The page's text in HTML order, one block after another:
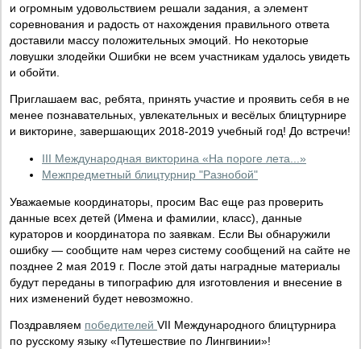
и огромным удовольствием решали задания, а элемент
соревнования и радость от нахождения правильного ответа
доставили массу положительных эмоций. Но некоторые
ловушки злодейки Ошибки не всем участникам удалось увидеть
и обойти.
Приглашаем вас, ребята, принять участие и проявить себя в не
менее познавательных, увлекательных и весёлых блицтурнире
и викторине, завершающих 2018-2019 учебный год! До встречи!
III Международная викторина «На пороге лета...»
Межпредметный блицтурнир "Разнобой"
Уважаемые координаторы, просим Вас еще раз проверить
данные всех детей (Имена и фамилии, класс), данные
кураторов и координатора по заявкам. Если Вы обнаружили
ошибку — сообщите нам через систему сообщений на сайте не
позднее 2 мая 2019 г. После этой даты наградные материалы
будут переданы в типографию для изготовления и внесение в
них изменений будет невозможно.
Поздравляем победителей VII Международного блицтурнира
по русскому языку «Путешествие по Лингвинии»!